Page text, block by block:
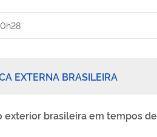
EXTERNA BRASILEIRA
exterior brasileira em tempos de